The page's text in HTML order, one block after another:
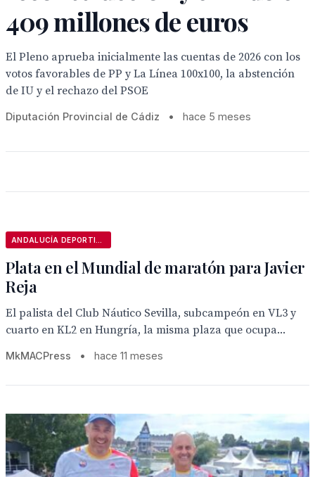
409 millones de euros
El Pleno aprueba inicialmente las cuentas de 2026 con los
votos favorables de PP y La Línea 100x100, la abstención
de IU y el rechazo del PSOE
Diputación Provincial de Cádiz • hace 5 meses
Plata en el Mundial de maratón para Javier
Reja
El palista del Club Náutico Sevilla, subcampeón en VL3 y
cuarto en KL2 en Hungría, la misma plaza que ocupa...
MkMACPress • hace 11 meses